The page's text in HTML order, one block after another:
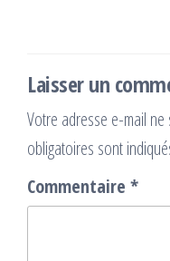
Laisser un
Votre adresse e-mail
obligatoires sont
Commentaire *